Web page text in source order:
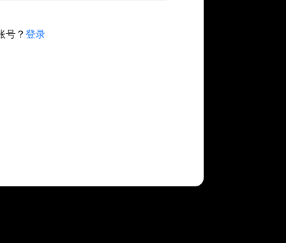
号？登录